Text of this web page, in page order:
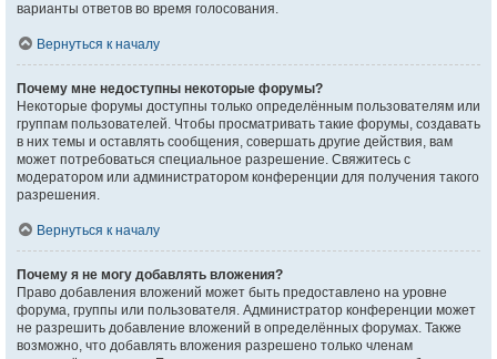
варианты ответов во время голосования.
Вернуться к началу
Почему мне недоступны некоторые форумы?
Некоторые форумы доступны только определённым пользователям или
группам пользователей. Чтобы просматривать такие форумы, создавать
в них темы и оставлять сообщения, совершать другие действия, вам
может потребоваться специальное разрешение. Свяжитесь с
модератором или администратором конференции для получения такого
разрешения.
Вернуться к началу
Почему я не могу добавлять вложения?
Право добавления вложений может быть предоставлено на уровне
форума, группы или пользователя. Администратор конференции может
не разрешить добавление вложений в определённых форумах. Также
возможно, что добавлять вложения разрешено только членам